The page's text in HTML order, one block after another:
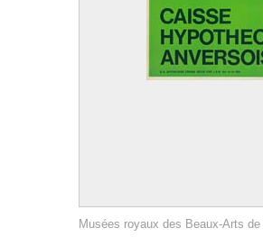
Musées royaux des Beaux-Arts